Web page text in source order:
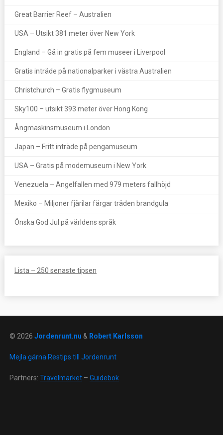
Great Barrier Reef – Australien
USA – Utsikt 381 meter över New York
England – Gå in gratis på fem museer i Liverpool
Gratis inträde på nationalparker i västra Australien
Christchurch – Gratis flygmuseum
Sky100 – utsikt 393 meter över Hong Kong
Ångmaskinsmuseum i London
Japan – Fritt inträde på pengamuseum
USA – Gratis på modemuseum i New York
Venezuela – Angelfallen med 979 meters fallhöjd
Mexiko – Miljoner fjärilar färgar träden brandgula
Önska God Jul på världens språk
Lista – 250 senaste tipsen
© 2026 Jordenrunt.nu & Robert Karlsson
Mejla gärna Restips till Jordenrunt
Partners: Travelmarket– Guidebok